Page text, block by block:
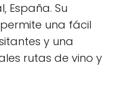
España. Su
una fácil
y una
rutas de vino y